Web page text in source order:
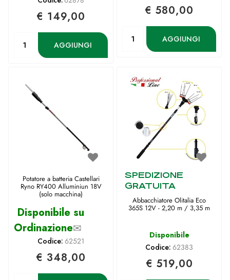
€ 149,00
AGGIUNGI
€ 580,00
AGGIUNGI
Potatore a batteria Castellari
Ryno RY400 Alluminiun 18V
(solo macchina)
Disponibile su
Ordinazione✉
Codice: 62521
€ 348,00
SPEDIZIONE
GRATUITA
Abbacchiatore Olitalia Eco
365S 12V - 2,20 m / 3,35 m
Disponibile
Codice: 62383
€ 519,00